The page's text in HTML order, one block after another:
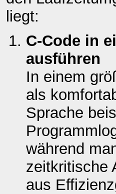
liegt:
C-Code in
ausführen
In einem
als
Sprache
während
zeitkritische
aus